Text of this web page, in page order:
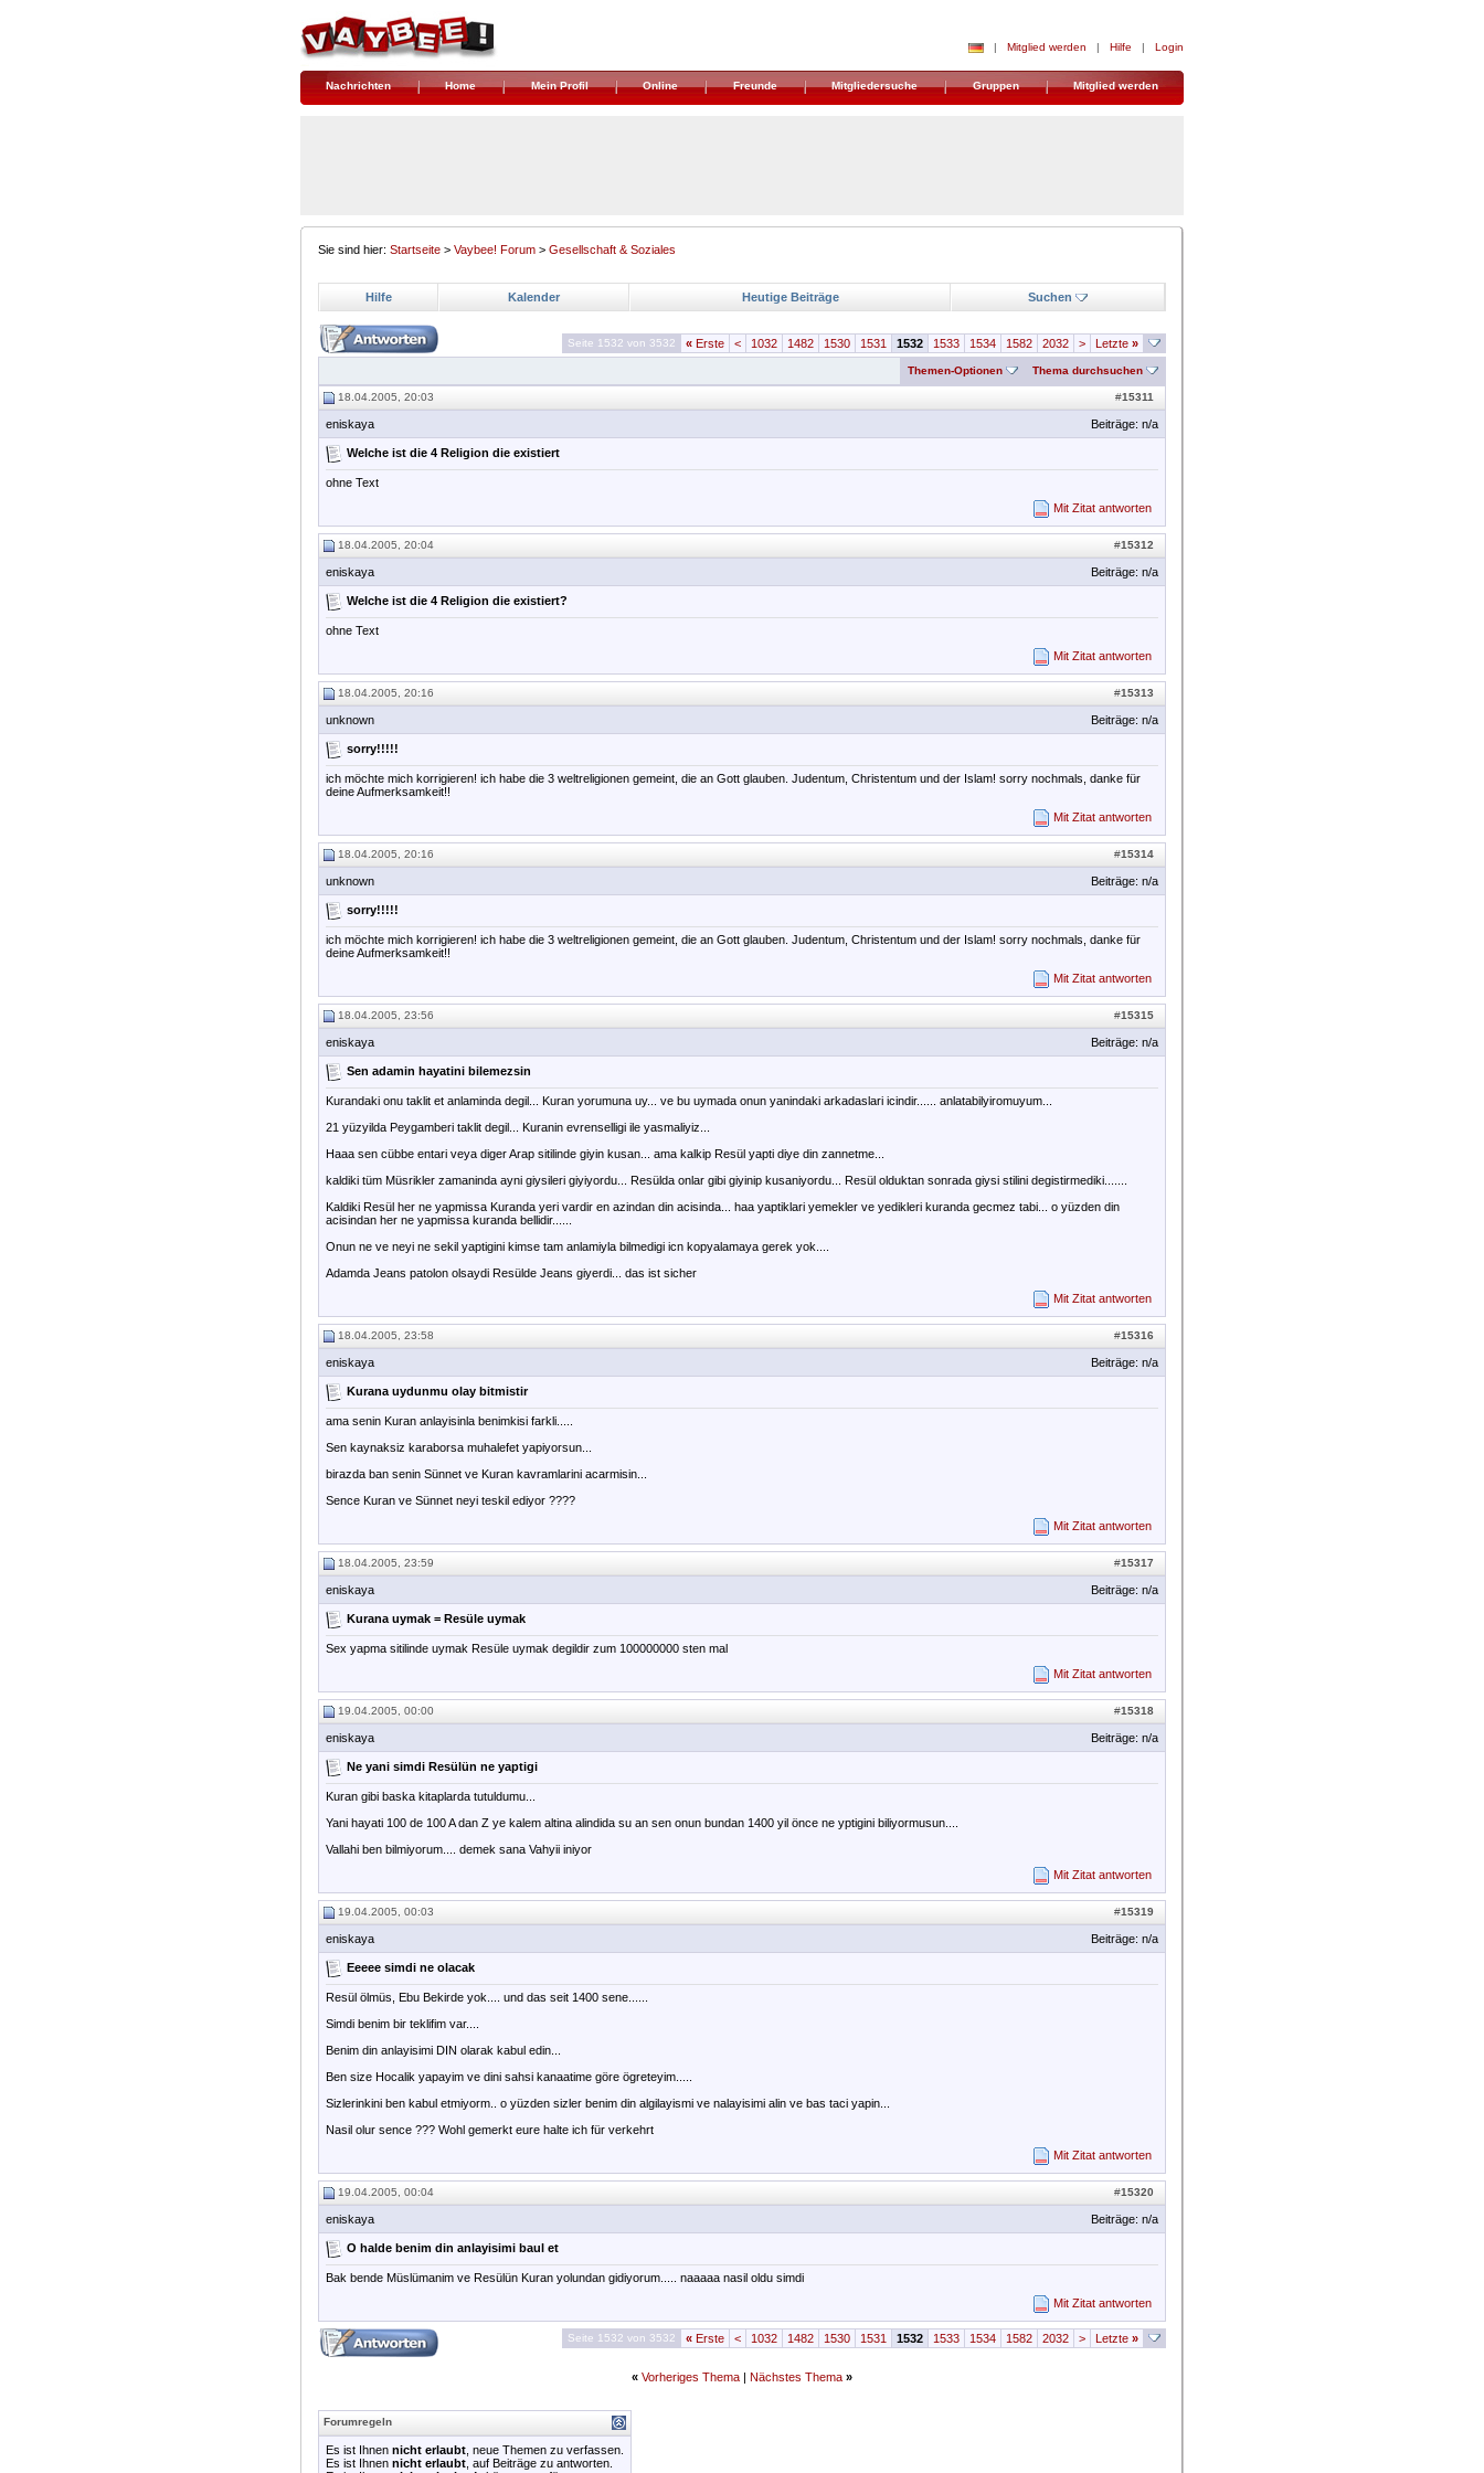
| Mitglied werden | Hilfe | Login
Nachrichten Home Mein Profil Online Freunde Mitgliedersuche Gruppen Mitglied werden
Sie sind hier: Startseite > Vaybee! Forum > Gesellschaft & Soziales
Hilfe Kalender Heutige Beiträge Suchen
Seite 1532 von 3532 « Erste < 1032 1482 1530 1531 1532 1533 1534 1582 2032 > Letzte »
Themen-Optionen Thema durchsuchen
#15311
18.04.2005, 20:03
eniskaya Beiträge: n/a
Welche ist die 4 Religion die existiert
ohne Text
Mit Zitat antworten
#15312
18.04.2005, 20:04
eniskaya Beiträge: n/a
Welche ist die 4 Religion die existiert?
ohne Text
Mit Zitat antworten
#15313
18.04.2005, 20:16
unknown Beiträge: n/a
sorry!!!!!
ich möchte mich korrigieren! ich habe die 3 weltreligionen gemeint, die an Gott glauben. Judentum, Christentum und der Islam! sorry nochmals, danke für
deine Aufmerksamkeit!!
Mit Zitat antworten
#15314
18.04.2005, 20:16
unknown Beiträge: n/a
sorry!!!!!
ich möchte mich korrigieren! ich habe die 3 weltreligionen gemeint, die an Gott glauben. Judentum, Christentum und der Islam! sorry nochmals, danke für
deine Aufmerksamkeit!!
Mit Zitat antworten
#15315
18.04.2005, 23:56
eniskaya Beiträge: n/a
Sen adamin hayatini bilemezsin
Kurandaki onu taklit et anlaminda degil... Kuran yorumuna uy... ve bu uymada onun yanindaki arkadaslari icindir...... anlatabilyiromuyum...
21 yüzyilda Peygamberi taklit degil... Kuranin evrenselligi ile yasmaliyiz...
Haaa sen cübbe entari veya diger Arap sitilinde giyin kusan... ama kalkip Resül yapti diye din zannetme...
kaldiki tüm Müsrikler zamaninda ayni giysileri giyiyordu... Resülda onlar gibi giyinip kusaniyordu... Resül olduktan sonrada giysi stilini degistirmediki.......
Kaldiki Resül her ne yapmissa Kuranda yeri vardir en azindan din acisinda... haa yaptiklari yemekler ve yedikleri kuranda gecmez tabi... o yüzden din
acisindan her ne yapmissa kuranda bellidir......
Onun ne ve neyi ne sekil yaptigini kimse tam anlamiyla bilmedigi icn kopyalamaya gerek yok....
Adamda Jeans patolon olsaydi Resülde Jeans giyerdi... das ist sicher
Mit Zitat antworten
#15316
18.04.2005, 23:58
eniskaya Beiträge: n/a
Kurana uydunmu olay bitmistir
ama senin Kuran anlayisinla benimkisi farkli.....
Sen kaynaksiz karaborsa muhalefet yapiyorsun...
birazda ban senin Sünnet ve Kuran kavramlarini acarmisin...
Sence Kuran ve Sünnet neyi teskil ediyor ????
Mit Zitat antworten
#15317
18.04.2005, 23:59
eniskaya Beiträge: n/a
Kurana uymak = Resüle uymak
Sex yapma sitilinde uymak Resüle uymak degildir zum 100000000 sten mal
Mit Zitat antworten
#15318
19.04.2005, 00:00
eniskaya Beiträge: n/a
Ne yani simdi Resülün ne yaptigi
Kuran gibi baska kitaplarda tutuldumu...
Yani hayati 100 de 100 A dan Z ye kalem altina alindida su an sen onun bundan 1400 yil önce ne yptigini biliyormusun....
Vallahi ben bilmiyorum.... demek sana Vahyii iniyor
Mit Zitat antworten
#15319
19.04.2005, 00:03
eniskaya Beiträge: n/a
Eeeee simdi ne olacak
Resül ölmüs, Ebu Bekirde yok.... und das seit 1400 sene......
Simdi benim bir teklifim var....
Benim din anlayisimi DIN olarak kabul edin...
Ben size Hocalik yapayim ve dini sahsi kanaatime göre ögreteyim.....
Sizlerinkini ben kabul etmiyorm.. o yüzden sizler benim din algilayismi ve nalayisimi alin ve bas taci yapin...
Nasil olur sence ??? Wohl gemerkt eure halte ich für verkehrt
Mit Zitat antworten
#15320
19.04.2005, 00:04
eniskaya Beiträge: n/a
O halde benim din anlayisimi baul et
Bak bende Müslümanim ve Resülün Kuran yolundan gidiyorum..... naaaaa nasil oldu simdi
Mit Zitat antworten
Seite 1532 von 3532 « Erste < 1032 1482 1530 1531 1532 1533 1534 1582 2032 > Letzte »
« Vorheriges Thema | Nächstes Thema »
Forumregeln
Es ist Ihnen nicht erlaubt , neue Themen zu verfassen.
Es ist Ihnen nicht erlaubt , auf Beiträge zu antworten.